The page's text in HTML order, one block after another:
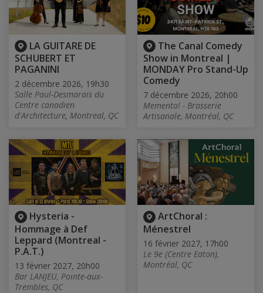
LA GUITARE DE
SCHUBERT ET
PAGANINI
2 décembre 2026, 19h30
Salle Paul-Desmarais du
Centre canadien
d'Architecture, Montreal, QC
The Canal Comedy
Show in Montreal |
MONDAY Pro Stand-Up
Comedy
7 décembre 2026, 20h00
Memento! - Brasserie
Artisanale, Montréal, QC
Hysteria -
Hommage à Def
Leppard (Montreal -
P.A.T.)
13 février 2027, 20h00
Bar LANJEU, Pointe-aux-
Trembles, QC
ArtChoral :
Ménestrel
16 février 2027, 17h00
Le 9e (Centre Eaton),
Montréal, QC